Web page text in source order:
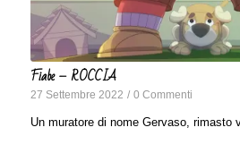
Fiabe – ROCCIA
27 Settembre 2022 / 0 Commenti
Un muratore di nome Gervaso, rimasto